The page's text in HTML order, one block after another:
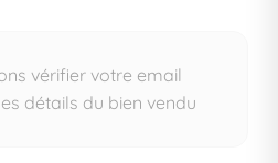
vérifier votre email
détails du bien vendu